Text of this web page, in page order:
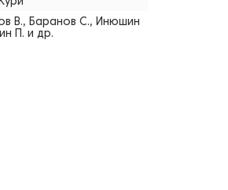
В., Баранов С., Инюшин
П. и др.